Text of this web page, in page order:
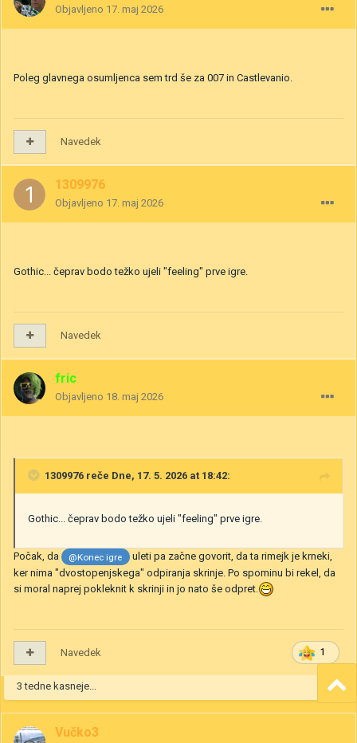
Objavljeno 17. maj 2026
Poleg glavnega osumljenca sem trd še za 007 in Castlevanio.
Navedek
1309976
Objavljeno 17. maj 2026
Gothic... čeprav bodo težko ujeli "feeling" prve igre.
Navedek
fric
Objavljeno 18. maj 2026
1309976 reče Dne, 17. 5. 2026 at 18:42:
Gothic... čeprav bodo težko ujeli "feeling" prve igre.
Počak, da @Konec igre
uleti pa začne govorit, da ta rimejk je krneki,
ker nima "dvostopenjskega" odpiranja skrinje. Po spominu bi rekel, da
si moral naprej pokleknit k skrinji in jo nato še odpret.
1
Navedek
3 tedne kasneje...
Vučko3